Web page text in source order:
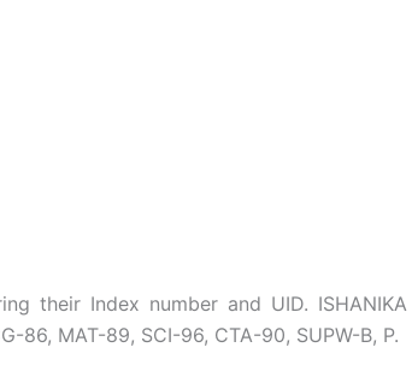
their Index number and UID. ISHANIKA
86, MAT-89, SCI-96, CTA-90, SUPW-B, P.